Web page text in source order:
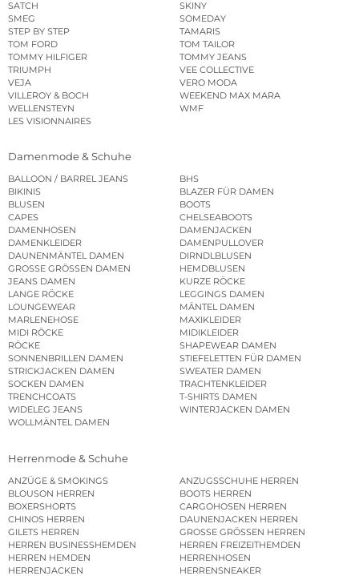
SATCH
SKINY
SMEG
SOMEDAY
STEP BY STEP
TAMARIS
TOM FORD
TOM TAILOR
TOMMY HILFIGER
TOMMY JEANS
TRIUMPH
VEE COLLECTIVE
VEJA
VERO MODA
VILLEROY & BOCH
WEEKEND MAX MARA
WELLENSTEYN
WMF
LES VISIONNAIRES
Damenmode & Schuhe
BALLOON / BARREL JEANS
BHS
BIKINIS
BLAZER FÜR DAMEN
BLUSEN
BOOTS
CAPES
CHELSEABOOTS
DAMENHOSEN
DAMENJACKEN
DAMENKLEIDER
DAMENPULLOVER
DAUNENMÄNTEL DAMEN
DIRNDLBLUSEN
GROSSE GRÖSSEN DAMEN
HEMDBLUSEN
JEANS DAMEN
KURZE RÖCKE
LANGE RÖCKE
LEGGINGS DAMEN
LOUNGEWEAR
MÄNTEL DAMEN
MARLENEHOSE
MAXIKLEIDER
MIDI RÖCKE
MIDIKLEIDER
RÖCKE
SHAPEWEAR DAMEN
SONNENBRILLEN DAMEN
STIEFELETTEN FÜR DAMEN
STRICKJACKEN DAMEN
SWEATER DAMEN
SOCKEN DAMEN
TRACHTENKLEIDER
TRENCHCOATS
T-SHIRTS DAMEN
WIDELEG JEANS
WINTERJACKEN DAMEN
WOLLMÄNTEL DAMEN
Herrenmode & Schuhe
ANZÜGE & SMOKINGS
ANZUGSSCHUHE HERREN
BLOUSON HERREN
BOOTS HERREN
BOXERSHORTS
CARGOHOSEN HERREN
CHINOS HERREN
DAUNENJACKEN HERREN
GILETS HERREN
GROSSE GRÖSSEN HERREN
HERREN BUSINESSHEMDEN
HERREN FREIZEITHEMDEN
HERREN HEMDEN
HERRENHOSEN
HERRENJACKEN
HERRENSNEAKER